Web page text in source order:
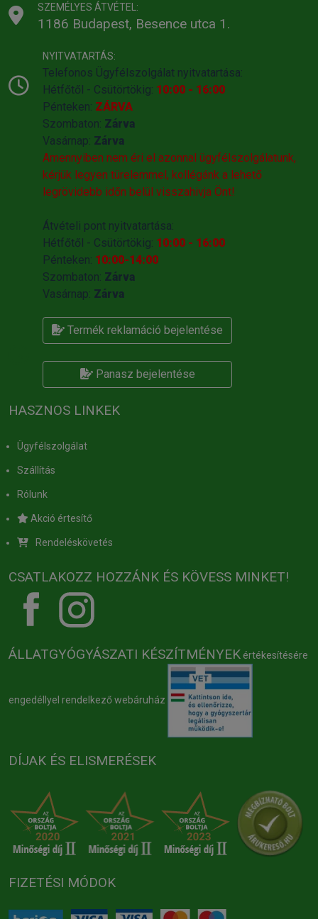
SZEMÉLYES ÁTVÉTEL:
1186 Budapest, Besence utca 1.
NYITVATARTÁS:
Telefonos Ügyfélszolgálat nyitvatartása:
Hétfőtől - Csütörtökig: 10:00 - 16:00
Pénteken: ZÁRVA
Szombaton: Zárva
Vasárnap: Zárva
Amennyiben nem éri el azonnal ügyfélszolgálatunk,
kérjük legyen türelemmel, kollégánk a lehető
legrövidebb időn belül visszahivja Önt!
Átvételi pont nyitvatartása:
Hétfőtől - Csütörtökig: 10:00 - 16:00
Pénteken: 10:00-14:00
Szombaton: Zárva
Vasárnap: Zárva
Termék reklamáció bejelentése
Panasz bejelentése
HASZNOS LINKEK
Ügyfélszolgálat
Szállítás
Rólunk
Akció értesítő
Rendeléskövetés
CSATLAKOZZ HOZZÁNK ÉS KÖVESS MINKET!
ÁLLATGYÓGYÁSZATI KÉSZÍTMÉNYEK értékesítésére
engedéllyel rendelkező webáruház
DÍJAK ÉS ELISMERÉSEK
FIZETÉSI MÓDOK